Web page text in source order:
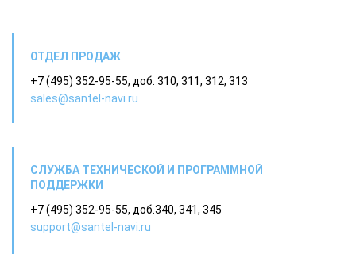
ОТДЕЛ ПРОДАЖ
+7 (495) 352-95-55, доб. 310, 311, 312, 313
sales@santel-navi.ru
СЛУЖБА ТЕХНИЧЕСКОЙ И ПРОГРАММНОЙ
ПОДДЕРЖКИ
+7 (495) 352-95-55, доб.340, 341, 345
support@santel-navi.ru